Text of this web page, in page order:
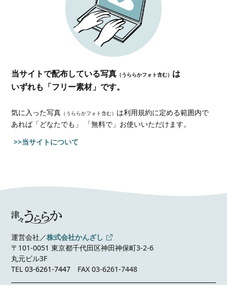
当サイトで配布している写真 （うららかフォト含む） は
いずれも「フリー素材」です。
気に入った写真 （うららかフォト含む） は利用規約に定める範囲内で
あれば「どなたでも」 「無料で」お使いいただけます。
>>当サイトについて
運営会社／株式会社かんざし
〒101-0051 東京都千代田区神田神保町3-2-6
丸元ビル3F
TEL03-6261-7447 FAX 03-6261-7448